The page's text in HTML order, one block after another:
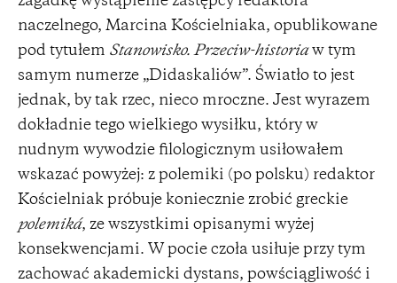
naczelnego, Marcina Kościelniaka, opublikowane
pod tytułem Stanowisko. Przeciw-historiaw tym
samym numerze „Didaskaliów”. Światło to jest
jednak, by tak rzec, nieco mroczne. Jest wyrazem
dokładnie tego wielkiego wysiłku, który w
nudnym wywodzie filologicznym usiłowałem
wskazać powyżej: z polemiki (po polsku) redaktor
Kościelniak próbuje koniecznie zrobić greckie
polemiká, ze wszystkimi opisanymi wyżej
konsekwencjami. W pocie czoła usiłuje przy tym
zachować akademicki dystans, powściągliwość i